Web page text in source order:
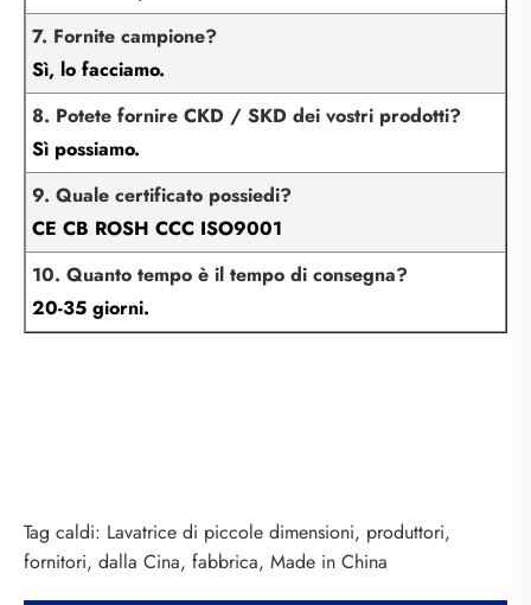
7. Fornite campione?
Sì, lo facciamo.
8. Potete fornire CKD / SKD dei vostri prodotti?
Sì possiamo.
9. Quale certificato possiedi?
CE CB ROSH CCC ISO9001
10. Quanto tempo è il tempo di consegna?
20-35 giorni.
Tag caldi: Lavatrice di piccole dimensioni, produttori,
fornitori, dalla Cina, fabbrica, Made in China